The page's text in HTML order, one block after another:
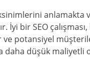
anlamakta
bir SEO
potansiyel
daha düşük maliyetli